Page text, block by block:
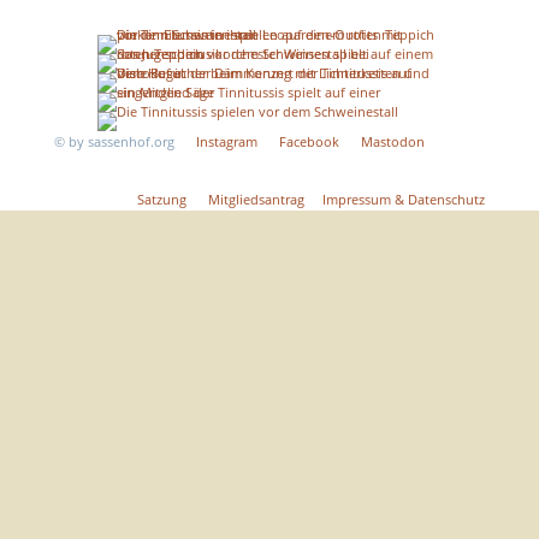
©by sassenhof.org Instagram Facebook Mastodon
Satzung Mitgliedsantrag Impressum & Datenschutz